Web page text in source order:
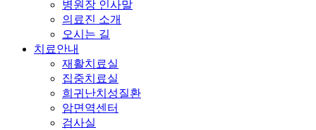
병원장 인사말
의료진 소개
오시는 길
치료안내
재활치료실
집중치료실
희귀난치성질환
암면역센터
검사실